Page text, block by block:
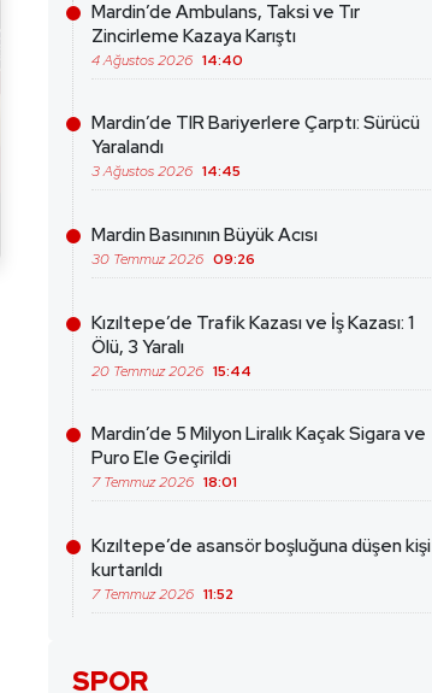
Mardin’de Ambulans, Taksi ve Tır
Zincirleme Kazaya Karıştı
4 Ağustos 2026 14:40
Mardin’de TIR Bariyerlere Çarptı: Sürücü
Yaralandı
3 Ağustos 2026 14:45
Mardin Basınının Büyük Acısı
30 Temmuz 2026 09:26
Kızıltepe’de Trafik Kazası ve İş Kazası: 1
Ölü, 3 Yaralı
20 Temmuz 2026 15:44
Mardin’de 5 Milyon Liralık Kaçak Sigara ve
Puro Ele Geçirildi
7 Temmuz 2026 18:01
Kızıltepe’de asansör boşluğuna düşen kişi
kurtarıldı
7 Temmuz 2026 11:52
SPOR